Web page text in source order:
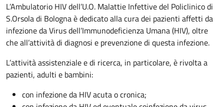
L’Ambulatorio HIV dell’U.O. Malattie Infettive del Policlinico di
S.Orsola di Bologna è dedicato alla cura dei pazienti affetti da
infezione da Virus dell’Immunodeficienza Umana (HIV), oltre
che all’attività di diagnosi e prevenzione di questa infezione.
L’attività assistenziale e di ricerca, in particolare, è rivolta a
pazienti, adulti e bambini:
con infezione da HIV acuta o cronica;